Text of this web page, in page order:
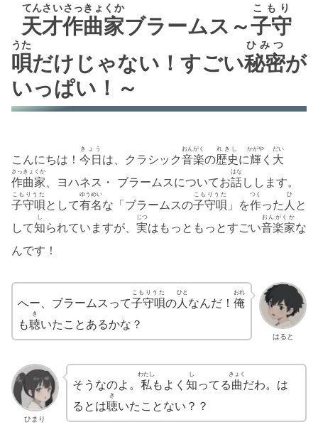
天才
てんさい
作曲家
さっきょくか
ブラームス～子守
こもり
唄
うた
だけじゃない！すごい秘密
ひみつ
が
いっぱい！～
こんにちは！ 今日
きょう
は、クラシック音楽
おんがく
の歴史
れきし
に輝
かがや
く 大
だい
作曲家
さっきょくか
、ヨハネス・ ブラームスについてお話
はな
しします。
子守唄
こもりうた
として有名
ゆうめい
な「ブラームスの子守唄
こもりうた
」を作
つく
った 人
ひ
と
して知
し
られていますが、 実
じつ
はもっともっとすごい音楽家
おんがくか
な
んです！
はると
へー、ブラームスって子守唄
こもりうた
の 人
ひと
なんだ！ 俺
おれ
も聴
き
いたことあるかな？
ひまり
そうなのよ。 私
わたし
もよく 知
し
ってる曲
きょく
だわ。は
るとは聴
き
いたことない？？